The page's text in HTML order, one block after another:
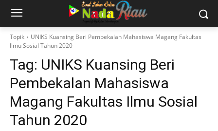
Topik
UNIKS Kuansing Beri Pembekalan Mahasiswa Magang Fakultas
Ilmu Sosial Tahun 2020
Tag: UNIKS Kuansing Beri
Pembekalan Mahasiswa
Magang Fakultas Ilmu Sosial
Tahun 2020